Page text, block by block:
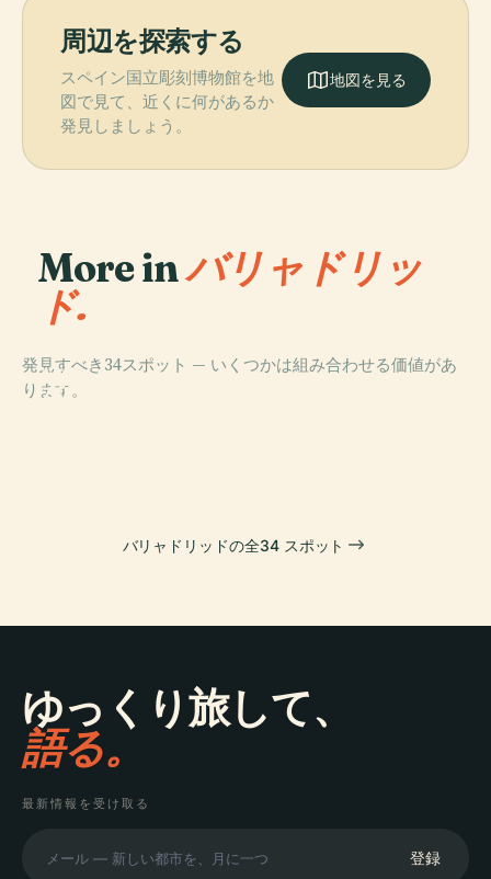
周辺を探索する
スペイン国立彫刻博物館を地
図で見て、近くに何があるか
発見しましょう。
地図を見る
More inバリャドリッ
ド.
発見すべき34スポット — いくつかは組み合わせる価値があ
ります。
PLACE
プラザ・マジョ
PLACE
バリャドリッ
バリャドリッドの全34 スポット
ゆっくり旅して、
語る。
最新情報を受け取る
登録